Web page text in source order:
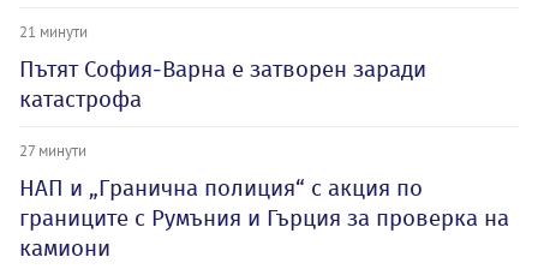
21 минути
Пътят София-Варна е затворен заради
катастрофа
27 минути
НАП и „Гранична полиция“ с акция по
границите с Румъния и Гърция за проверка на
камиони